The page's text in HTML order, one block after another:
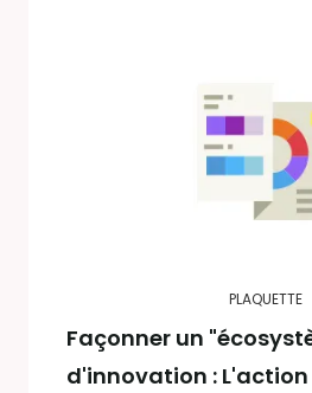
PLAQUETTE
Façonner un
d'innovation :